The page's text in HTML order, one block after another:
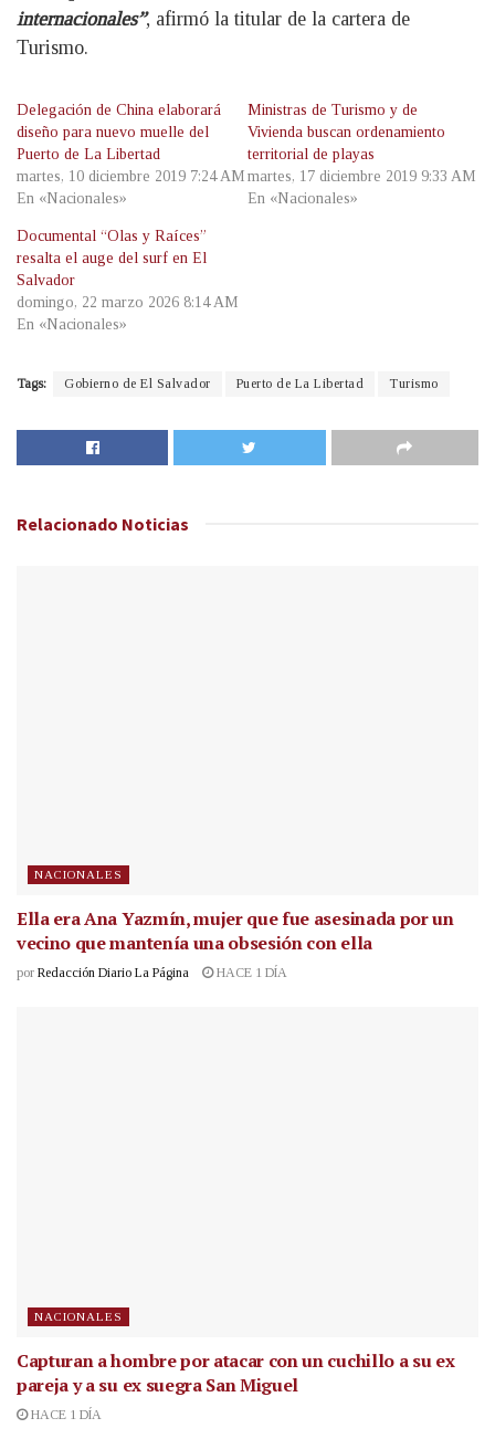
internacionales”, afirmó la titular de la cartera de
Turismo.
Delegación de China elaborará
diseño para nuevo muelle del
Puerto de La Libertad
martes, 10 diciembre 2019 7:24 AM
En «Nacionales»
Ministras de Turismo y de
Vivienda buscan ordenamiento
territorial de playas
martes, 17 diciembre 2019 9:33 AM
En «Nacionales»
Documental “Olas y Raíces”
resalta el auge del surf en El
Salvador
domingo, 22 marzo 2026 8:14 AM
En «Nacionales»
Tags: Gobierno de El Salvador Puerto de La Libertad Turismo
Relacionado Noticias
NACIONALES
Ella era Ana Yazmín, mujer que fue asesinada por un
vecino que mantenía una obsesión con ella
por Redacción Diario La Página HACE 1 DÍA
NACIONALES
Capturan a hombre por atacar con un cuchillo a su ex
pareja y a su ex suegra San Miguel
HACE 1 DÍA